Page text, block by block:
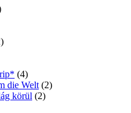
(4)
die Welt (2)
körül (2)